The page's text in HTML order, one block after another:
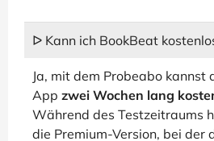
ᐅ Kann ich BookBeat
Ja, mit dem Probeabo kannst
App zwei Wochen lang
Während des Testzeitraums
die Premium-Version, bei der